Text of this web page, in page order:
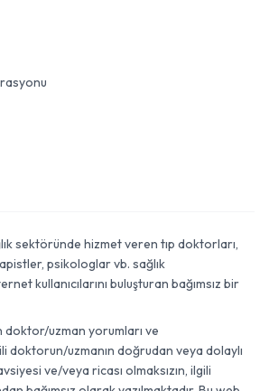
sektöründe hizmet veren tıp doktorları,
psikologlar vb. sağlık
kullanıcılarını buluşturan bağımsız bir
doktor/uzman yorumları ve
doktorun/uzmanın doğrudan veya dolaylı
ve/veya ricası olmaksızın, ilgili